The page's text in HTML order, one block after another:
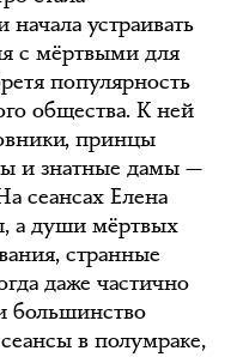
устраивать
с мёртвыми для
популярность
общества. К ней
принцы
и знатные дамы —
сеансах Елена
а души мёртвых
странные
даже частично
большинство
в полумраке,